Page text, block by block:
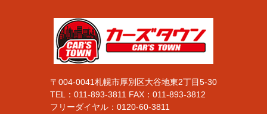
〒004-0041札幌市厚別区大谷地東2丁目5-30
TEL： 011-893-3811 FAX： 011-893-3812
フリーダイヤル： 0120-60-3811